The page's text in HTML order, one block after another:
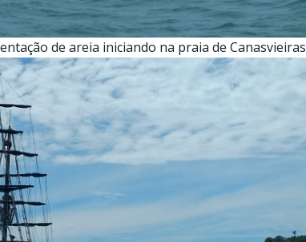
de areia iniciando na praia de Canasvieiras